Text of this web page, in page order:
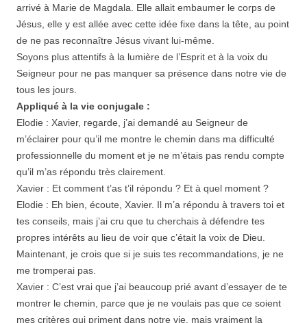
arrivé à Marie de Magdala. Elle allait embaumer le corps de
Jésus, elle y est allée avec cette idée fixe dans la tête, au point
de ne pas reconnaître Jésus vivant lui-même.
Soyons plus attentifs à la lumière de l’Esprit et à la voix du
Seigneur pour ne pas manquer sa présence dans notre vie de
tous les jours.
Appliqué à la vie conjugale :
Elodie : Xavier, regarde, j’ai demandé au Seigneur de
m’éclairer pour qu’il me montre le chemin dans ma difficulté
professionnelle du moment et je ne m’étais pas rendu compte
qu’il m’as répondu très clairement.
Xavier : Et comment t’as t’il répondu ? Et à quel moment ?
Elodie : Eh bien, écoute, Xavier. Il m’a répondu à travers toi et
tes conseils, mais j’ai cru que tu cherchais à défendre tes
propres intérêts au lieu de voir que c’était la voix de Dieu.
Maintenant, je crois que si je suis tes recommandations, je ne
me tromperai pas.
Xavier : C’est vrai que j’ai beaucoup prié avant d’essayer de te
montrer le chemin, parce que je ne voulais pas que ce soient
mes critères qui priment dans notre vie, mais vraiment la